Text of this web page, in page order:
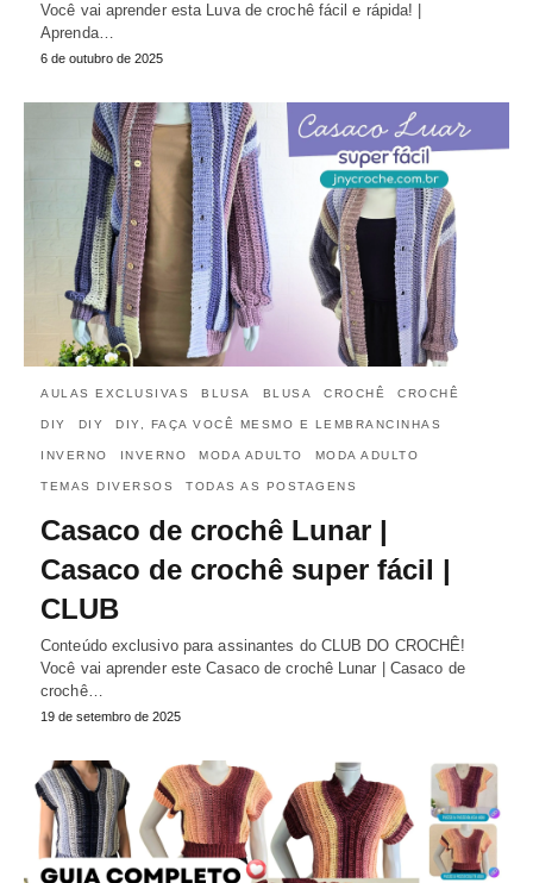
Você vai aprender esta Luva de crochê fácil e rápida! |
Aprenda…
6 de outubro de 2025
AULAS EXCLUSIVAS BLUSA BLUSA CROCHÊ CROCHÊ
DIY DIY DIY, FAÇA VOCÊ MESMO E LEMBRANCINHAS
INVERNO INVERNO MODA ADULTO MODA ADULTO
TEMAS DIVERSOS TODAS AS POSTAGENS
Casaco de crochê Lunar |
Casaco de crochê super fácil |
CLUB
Conteúdo exclusivo para assinantes do CLUB DO CROCHÊ!
Você vai aprender este Casaco de crochê Lunar | Casaco de
crochê…
19 de setembro de 2025